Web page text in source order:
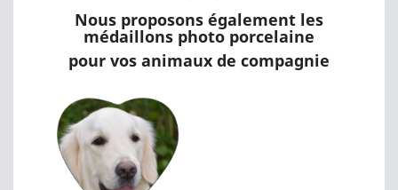
Nous proposons également les
médaillons photo porcelaine
pour vos animaux de compagnie